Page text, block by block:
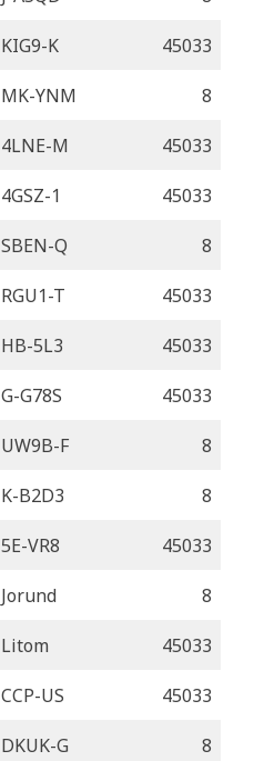
KIG9-K 45033
MK-YNM 8
4LNE-M 45033
4GSZ-1 45033
SBEN-Q 8
RGU1-T 45033
HB-5L3 45033
G-G78S 45033
UW9B-F 8
K-B2D3 8
5E-VR8 45033
Jorund 8
Litom 45033
CCP-US 45033
DKUK-G 8